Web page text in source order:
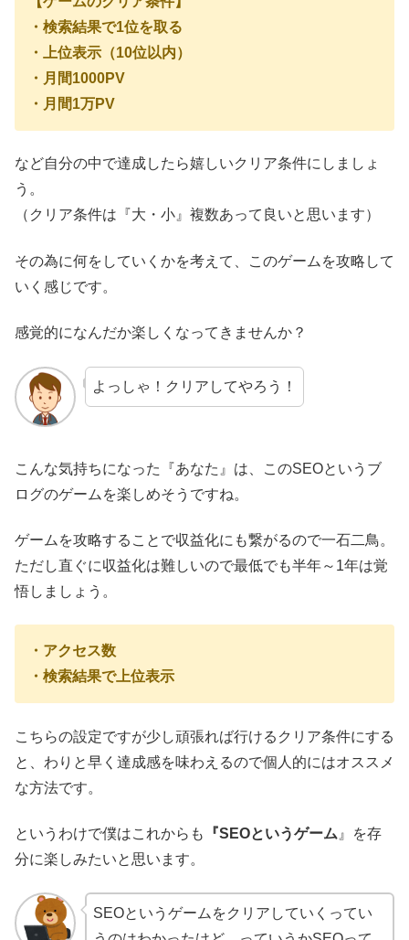
・検索結果で1位を取る
・上位表示（10位以内）
・月間1000PV
・月間1万PV
など自分の中で達成したら嬉しいクリア条件にしましょ
う。
（クリア条件は『大・小』複数あって良いと思います）
その為に何をしていくかを考えて、このゲームを攻略して
いく感じです。
感覚的になんだか楽しくなってきませんか？
よっしゃ！クリアしてやろう！
こんな気持ちになった『あなた』は、このSEOというブ
ログのゲームを楽しめそうですね。
ゲームを攻略することで収益化にも繋がるので一石二鳥。
ただし直ぐに収益化は難しいので最低でも半年～1年は覚
悟しましょう。
・アクセス数
・検索結果で上位表示
こちらの設定ですが少し頑張れば行けるクリア条件にする
と、わりと早く達成感を味わえるので個人的にはオススメ
な方法です。
というわけで僕はこれからも 『SEOというゲーム 』を存
分に楽しみたいと思います。
SEOというゲームをクリアしていくってい